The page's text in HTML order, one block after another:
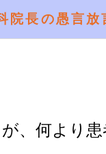
院長の愚言
、何より